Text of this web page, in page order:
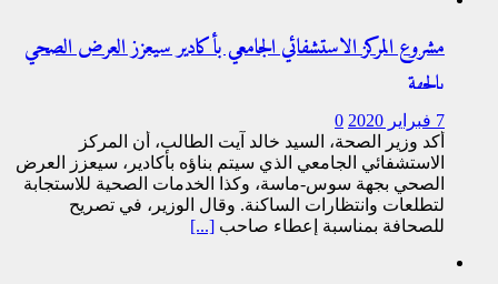
مشروع المركز الاستشفائي الجامعي بأكادير سيعزز العرض الصحي
بالجهة
7 فبراير 2020
0
أكد وزير الصحة، السيد خالد آيت الطالب، أن المركز
الاستشفائي الجامعي الذي سيتم بناؤه بأكادير، سيعزز العرض
الصحي بجهة سوس-ماسة، وكذا الخدمات الصحية للاستجابة
لتطلعات وانتظارات الساكنة. وقال الوزير، في تصريح
للصحافة بمناسبة إعطاء صاحب [...]